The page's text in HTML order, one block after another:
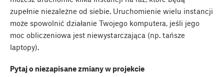
zupełnie niezależne od siebie. Uruchomienie wielu instancji
może spowolnić działanie Twojego komputera, jeśli jego
moc obliczeniowa jest niewystarczająca (np. tańsze
laptopy).
Pytaj o niezapisane zmiany w projekcie